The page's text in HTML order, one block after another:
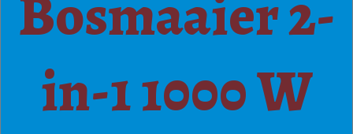
Bosmaaier 2-
in-1 1000 W